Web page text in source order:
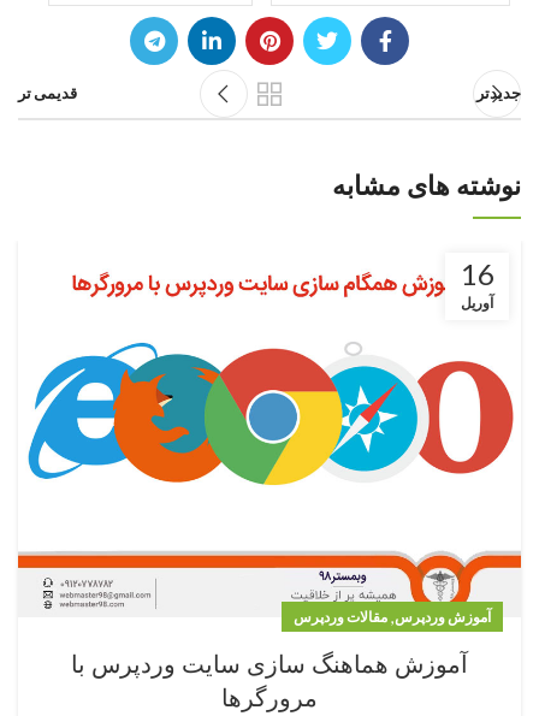
جدیدتر قدیمی تر
نوشته های مشابه
16
آوریل
آموزش وردپرس, مقالات وردپرس
آموزش هماهنگ سازی سایت وردپرس با
مرورگرها